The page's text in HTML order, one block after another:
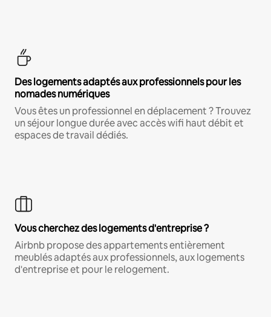
Des logements adaptés aux professionnels pour les
nomades numériques
Vous êtes un professionnel en déplacement ? Trouvez
un séjour longue durée avec accès wifi haut débit et
espaces de travail dédiés.
Vous cherchez des logements d'entreprise ?
Airbnb propose des appartements entièrement
meublés adaptés aux professionnels, aux logements
d'entreprise et pour le relogement.